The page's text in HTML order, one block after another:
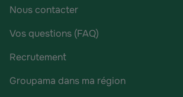
Nous contacter
Vos questions (FAQ)
Recrutement
Groupama dans ma région